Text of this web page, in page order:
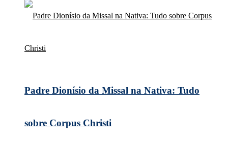
Padre Dionísio da Missal na Nativa: Tudo
sobre Corpus Christi